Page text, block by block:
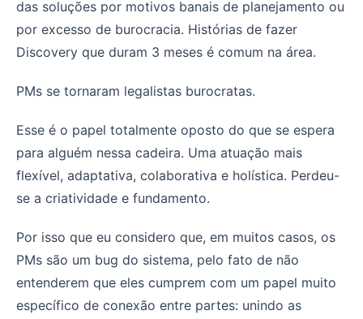
das soluções por motivos banais de planejamento ou
por excesso de burocracia. Histórias de fazer
Discovery que duram 3 meses é comum na área.
PMs se tornaram legalistas burocratas.
Esse é o papel totalmente oposto do que se espera
para alguém nessa cadeira. Uma atuação mais
flexível, adaptativa, colaborativa e holística. Perdeu-
se a criatividade e fundamento.
Por isso que eu considero que, em muitos casos, os
PMs são um bug do sistema, pelo fato de não
entenderem que eles cumprem com um papel muito
específico de conexão entre partes: unindo as